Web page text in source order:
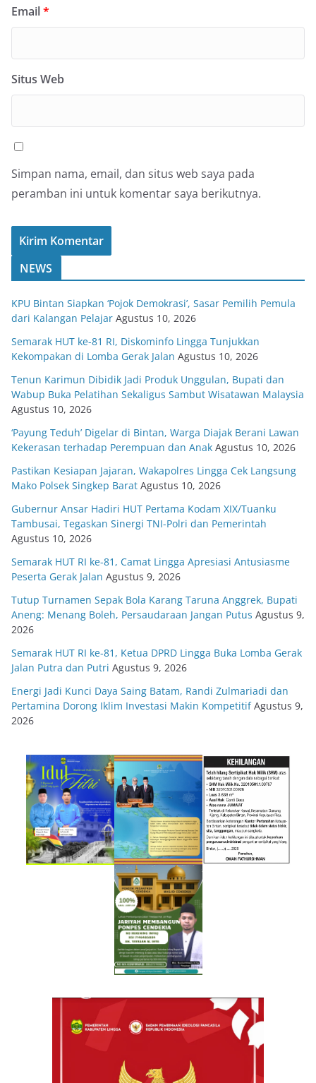
Email*
Situs Web
Simpan nama, email, dan situs web saya pada
peramban ini untuk komentar saya berikutnya.
NEWS
KPU Bintan Siapkan ‘Pojok Demokrasi’, Sasar Pemilih Pemula
dari Kalangan Pelajar Agustus 10, 2026
Semarak HUT ke-81 RI, Diskominfo Lingga Tunjukkan
Kekompakan di Lomba Gerak Jalan Agustus 10, 2026
Tenun Karimun Dibidik Jadi Produk Unggulan, Bupati dan
Wabup Buka Pelatihan Sekaligus Sambut Wisatawan Malaysia
Agustus 10, 2026
‘Payung Teduh’ Digelar di Bintan, Warga Diajak Berani Lawan
Kekerasan terhadap Perempuan dan Anak Agustus 10, 2026
Pastikan Kesiapan Jajaran, Wakapolres Lingga Cek Langsung
Mako Polsek Singkep Barat Agustus 10, 2026
Gubernur Ansar Hadiri HUT Pertama Kodam XIX/Tuanku
Tambusai, Tegaskan Sinergi TNI-Polri dan Pemerintah
Agustus 10, 2026
Semarak HUT RI ke-81, Camat Lingga Apresiasi Antusiasme
Peserta Gerak Jalan Agustus 9, 2026
Tutup Turnamen Sepak Bola Karang Taruna Anggrek, Bupati
Aneng: Menang Boleh, Persaudaraan Jangan Putus Agustus 9,
2026
Semarak HUT RI ke-81, Ketua DPRD Lingga Buka Lomba Gerak
Jalan Putra dan Putri Agustus 9, 2026
Energi Jadi Kunci Daya Saing Batam, Randi Zulmariadi dan
Pertamina Dorong Iklim Investasi Makin Kompetitif Agustus 9,
2026